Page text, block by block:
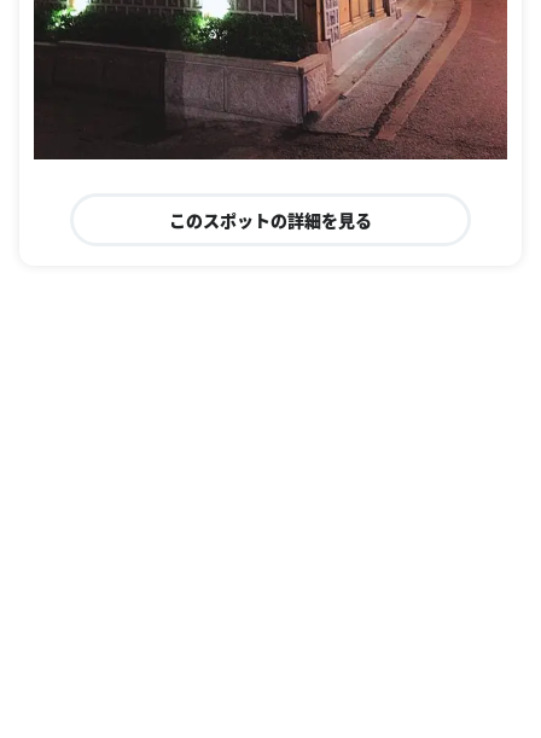
このスポットの詳細を見る